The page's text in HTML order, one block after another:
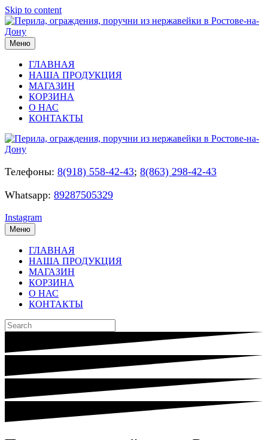
Skip to content
Меню
ГЛАВНАЯ
НАША ПРОДУКЦИЯ
МАГАЗИН
КОРЗИНА
О НАС
КОНТАКТЫ
Телефоны: 8(918) 558-42-43; 8(863) 298-42-43
Whatsapp: 89287505329
Instagram
Меню
ГЛАВНАЯ
НАША ПРОДУКЦИЯ
МАГАЗИН
КОРЗИНА
О НАС
КОНТАКТЫ